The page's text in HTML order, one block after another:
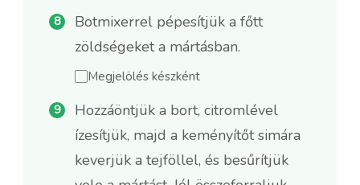
Botmixerrel pépesítjük a főtt
zöldségeket a mártásban.
Megjelölés készként
Hozzáöntjük a bort, citromlével
ízesítjük, majd a keményítőt simára
keverjük a tejföllel, és besűrítjük